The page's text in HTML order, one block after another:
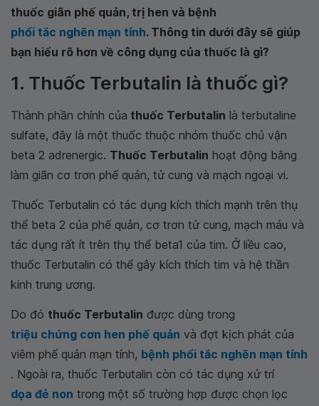
thuốc giãn phế quản, trị hen và bệnh
phổi tắc nghẽn mạn tính. Thông tin dưới đây sẽ giúp
bạn hiểu rõ hơn về công dụng của thuốc là gì?
1. Thuốc Terbutalin là thuốc gì?
Thành phần chính của thuốc Terbutalin là terbutaline
sulfate, đây là một thuốc thuộc nhóm thuốc chủ vận
beta 2 adrenergic. Thuốc Terbutalin hoạt động bằng
làm giãn cơ trơn phế quản, tử cung và mạch ngoại vi.
Thuốc Terbutalin có tác dụng kích thích mạnh trên thụ
thể beta 2 của phế quản, cơ trơn tử cung, mạch máu và
tác dụng rất ít trên thụ thể beta1 của tim. Ở liều cao,
thuốc Terbutalin có thể gây kích thích tim và hệ thần
kinh trung ương.
Do đó thuốc Terbutalin được dùng trong
triệu chứng cơn hen phế quản và đợt kịch phát của
viêm phế quản mạn tính, bệnh phổi tắc nghẽn mạn tính
. Ngoài ra, thuốc Terbutalin còn có tác dụng xử trí
dọa đẻ non trong một số trường hợp được chọn lọc